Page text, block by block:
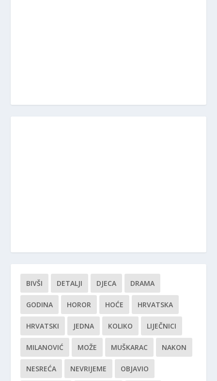
BIVŠI DETALJI DJECA DRAMA
GODINA HOROR HOĆE HRVATSKA
HRVATSKI JEDNA KOLIKO LIJEČNICI
MILANOVIĆ MOŽE MUŠKARAC NAKON
NESREĆA NEVRIJEME OBJAVIO